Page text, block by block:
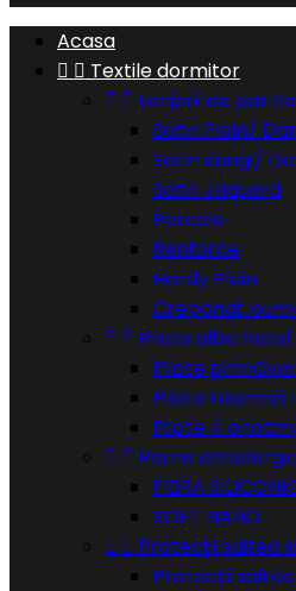
Acasa
  Textile dormitor
  Lenjerii de pat
Satin Plain/
Satin dungi/
Satin Jaquard
Percale
Renforce
Hardy Plain
Creponat
  Pilote albe hotel
Pilote
Pilote
Pilote 4
  Perne
FIBRA
SOFT NANO
  Protecţii saltea
Protecţii